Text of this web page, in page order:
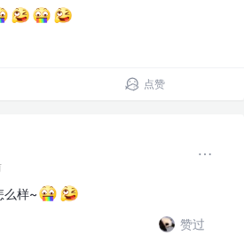
点赞
么样~
赞过